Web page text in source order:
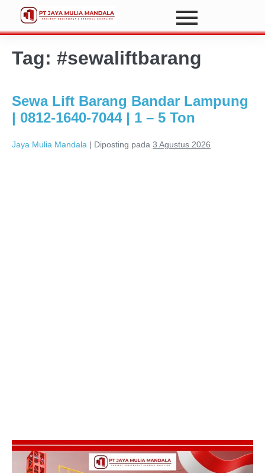
Tag: #sewaliftbarang
Sewa Lift Barang Bandar Lampung
| 0812-1640-7044 | 1 – 5 Ton
Jaya Mulia Mandala | Diposting pada 3 Agustus 2026